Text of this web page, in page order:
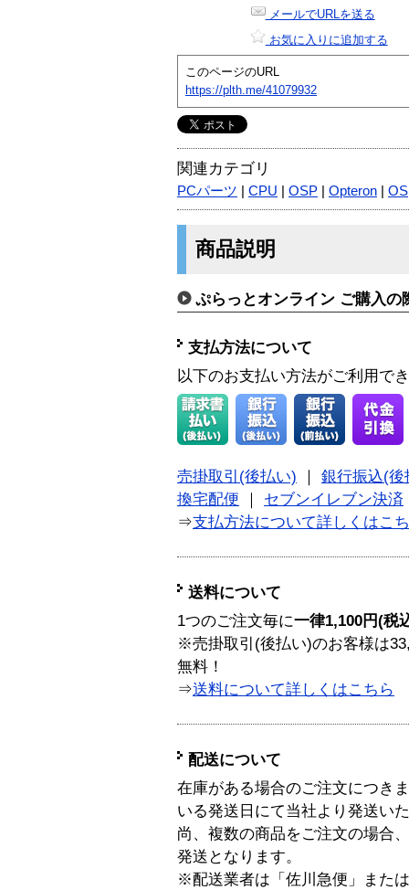
メールでURLを送る
お気に入りに追加する
このページのURL
https://plth.me/41079932
関連カテゴリ
PCパーツ CPU OSP Opteron OS
商品説明
ぷらっとオンライン ご購入の
支払方法について
以下のお支払い方法がご利用で
売掛取引(後払い)
銀行振込(後
換宅配便
セブンイレブン決済
⇒支払方法について詳しくはこ
送料について
1つのご注文毎に一律1,100円(税
※売掛取引(後払い)のお客様は
無料！
⇒送料について詳しくはこちら
配送について
在庫がある場合のご注文につき
いる発送日にて当社より発送い
尚、複数の商品をご注文の場合
発送となります。
※配送業者は「佐川急便」また